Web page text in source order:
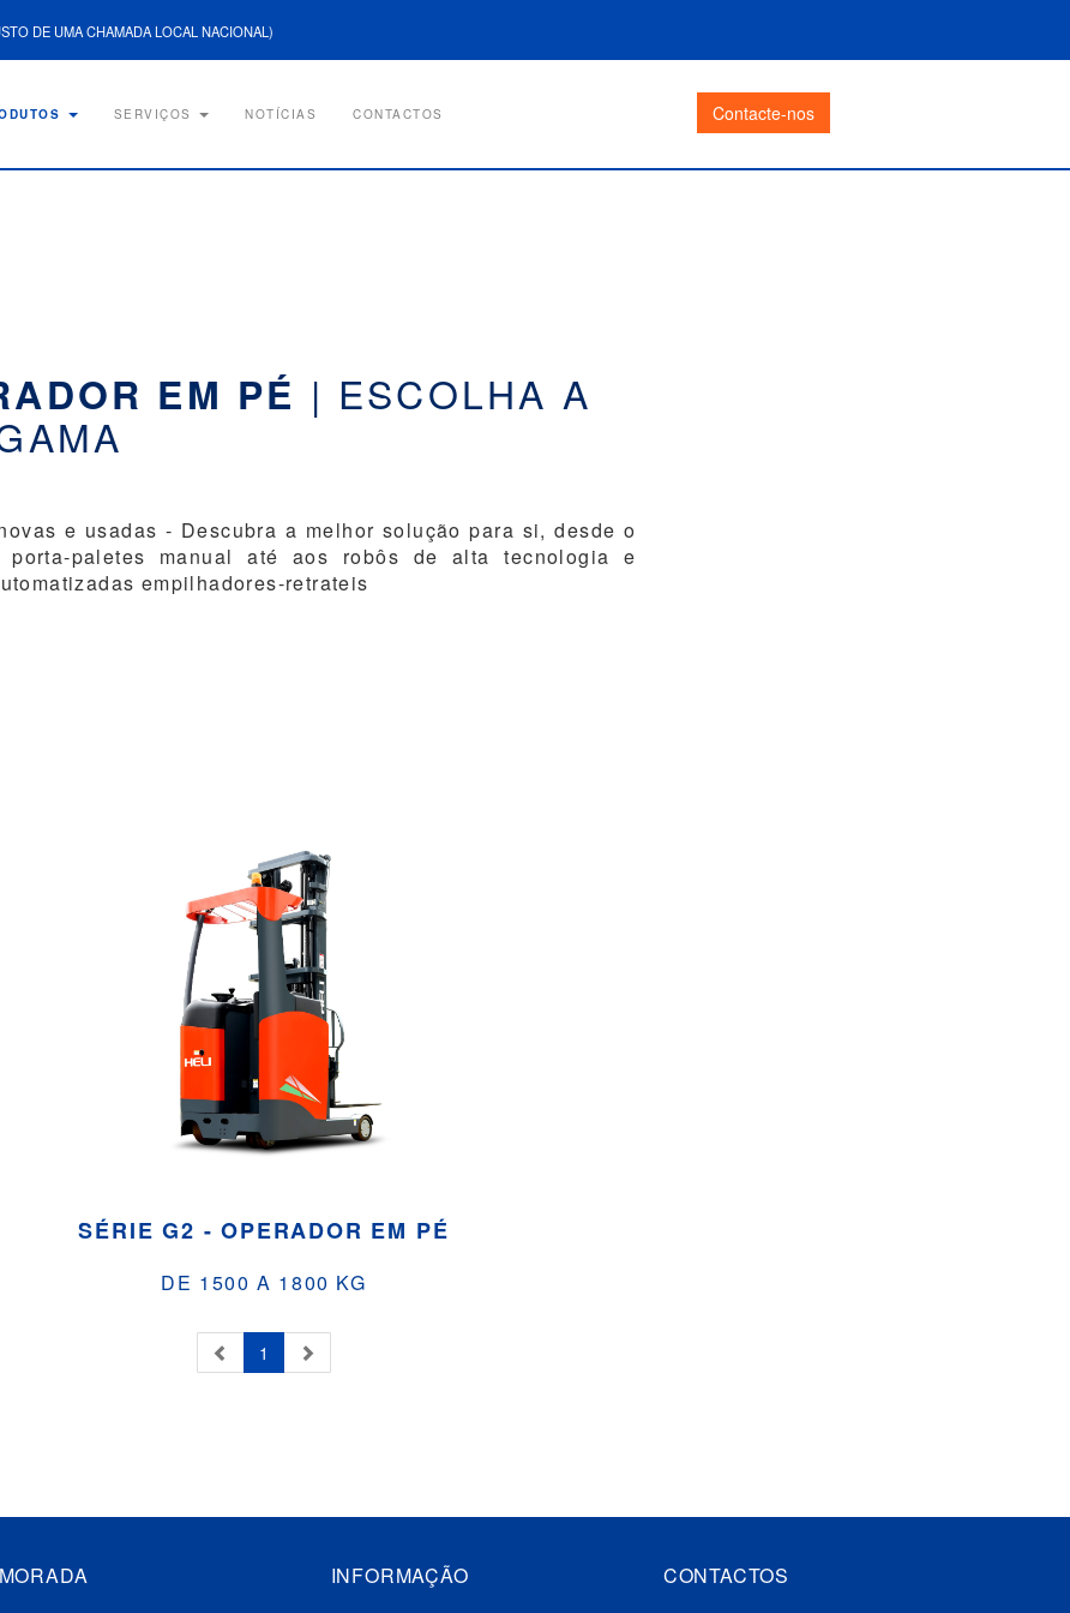
DE UMA CHAMADA LOCAL NACIONAL)
SERVIÇOS NOTÍCIAS CONTACTOS Contacte-nos
EM PÉ | ESCOLHA A
e usadas - Descubra a melhor solução para si, desde o
porta-paletes manual até aos robôs de alta tecnologia e
empilhadores-retrateis
SÉRIE G2 - OPERADOR EM PÉ
DE 1500 A 1800 KG
1
MORADA INFORMAÇÃO CONTACTOS